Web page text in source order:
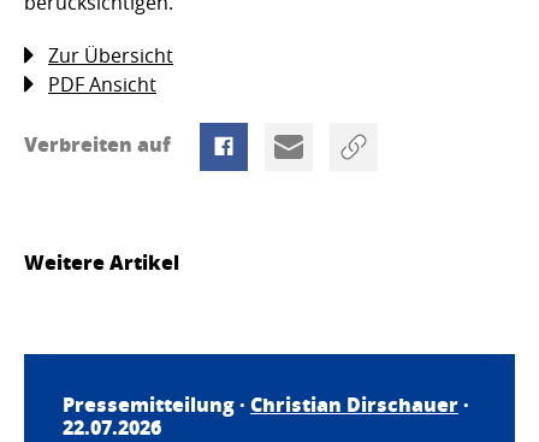
Zur Übersicht
PDF Ansicht
Verbreiten auf
Weitere Artikel
Pressemitteilung · Christian Dirschauer·
22.07.2026